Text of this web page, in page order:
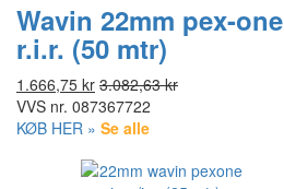
Wavin 22mm pex-one
r.i.r. (50 mtr)
1.666,75 kr 3.082,63 kr
VVS nr. 087367722
KØB HER » Se alle